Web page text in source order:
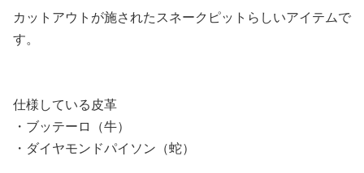
カットアウトが施されたスネークピットらしいアイテムで
す。
仕様している皮革
・ブッテーロ（牛）
・ダイヤモンドパイソン（蛇）